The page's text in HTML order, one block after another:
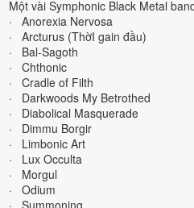
Một vài Symphonic Black Metal
· Anorexia Nervosa
· Arcturus (ThờI gain đầu)
· Bal-Sagoth
· Chthonic
· Cradle of Filth
· Darkwoods My Betrothed
· Diabolical Masquerade
· Dimmu Borgir
· Limbonic Art
· Lux Occulta
· Morgul
· Odium
· Summoning